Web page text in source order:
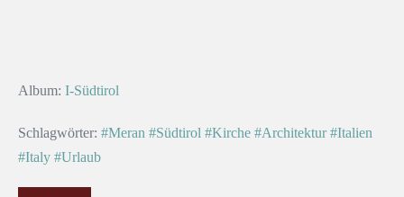
Album: I-Südtirol
Schlagwörter: #Meran #Südtirol #Kirche #Architektur #Italien
#Italy #Urlaub